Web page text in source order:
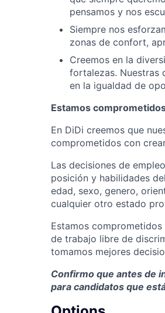
pensamos y nos
Siempre nos
zonas de confort,
Creemos en la
fortalezas. Nuestras
en la igualdad de
Estamos
En DiDi creemos que
comprometidos con
Las decisiones de
posición y habilidades
edad, sexo, genero,
cualquier otro estado
Estamos
de trabajo libre de
tomamos mejores
Confirmo que antes de
para candidatos que